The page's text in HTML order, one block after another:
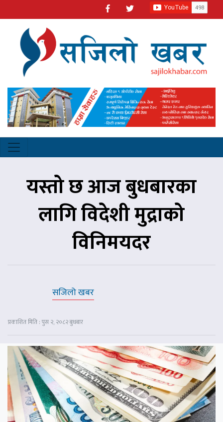
यस्तो छ आज बुधबारका
लागि विदेशी मुद्राको
विनिमयदर
सजिलो खबर
प्रकाशित मिति : पुस २, २०८२ बुधबार